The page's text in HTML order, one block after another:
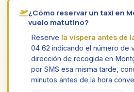
¿Cómo reservar un taxi en
vuelo matutino?
Reserve la víspera antes de
04 62 indicando el número de
dirección de recogida en
por SMS esa misma tarde,
minutos antes de la hora